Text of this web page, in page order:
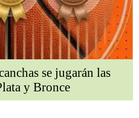
se jugarán las
y Bronce